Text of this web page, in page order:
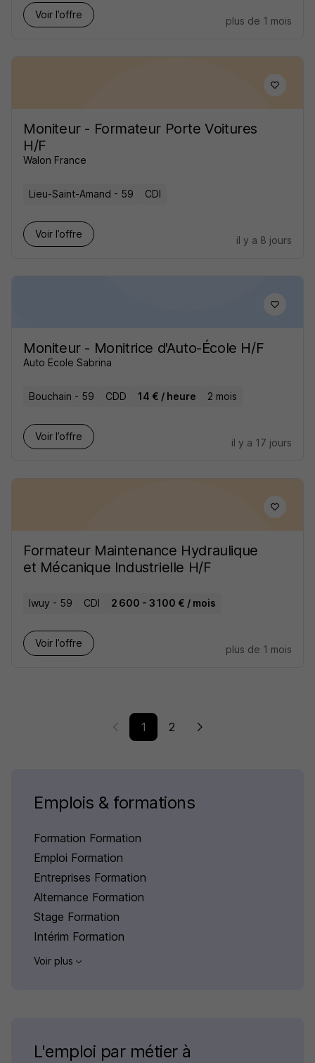
Voir l’offre
plus de 1 mois
Moniteur - Formateur Porte Voitures
H/F
Walon France
Lieu-Saint-Amand - 59 CDI
Voir l’offre
il y a 8 jours
Moniteur - Monitrice d'Auto-École H/F
Auto Ecole Sabrina
Bouchain - 59 CDD 14 € / heure 2 mois
Voir l’offre
il y a 17 jours
Formateur Maintenance Hydraulique
et Mécanique Industrielle H/F
Iwuy - 59 CDI 2 600 - 3 100 € / mois
Voir l’offre
plus de 1 mois
1 2
Emplois & formations
Formation Formation
Emploi Formation
Entreprises Formation
Alternance Formation
Stage Formation
Intérim Formation
Voir plus
L'emploi par métier à